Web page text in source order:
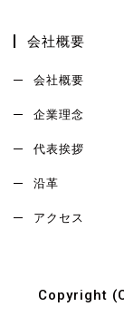
会社概要
会社概要
企業理念
代表挨拶
沿革
アクセス
Copyright